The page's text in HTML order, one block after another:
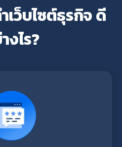
เว็บไซต์ธุรกิจ ดี
งไร?